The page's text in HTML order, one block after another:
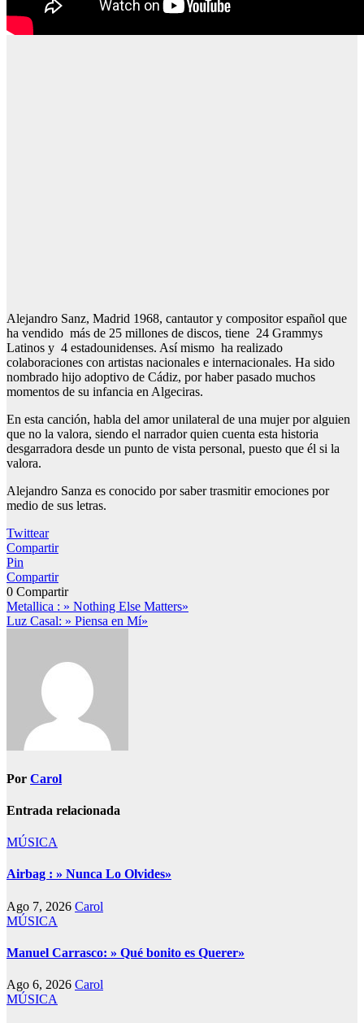
Alejandro Sanz, Madrid 1968, cantautor y compositor español que
ha vendido más de 25 millones de discos, tiene 24 Grammys
Latinos y 4 estadounidenses. Así mismo ha realizado
colaboraciones con artistas nacionales e internacionales. Ha sido
nombrado hijo adoptivo de Cádiz, por haber pasado muchos
momentos de su infancia en Algeciras.
En esta canción, habla del amor unilateral de una mujer por alguien
que no la valora, siendo el narrador quien cuenta esta historia
desgarradora desde un punto de vista personal, puesto que él si la
valora.
Alejandro Sanza es conocido por saber trasmitir emociones por
medio de sus letras.
Twittear
Compartir
Pin
Compartir
0 Compartir
Navegación
de
Metallica : » Nothing Else Matters»
Luz Casal: » Piensa en Mí»
Por Carol
Entrada relacionada
MÚSICA
Airbag : » Nunca Lo Olvides»
Ago 7, 2026 Carol
MÚSICA
Manuel Carrasco: » Qué bonito es Querer»
Ago 6, 2026 Carol
MÚSICA